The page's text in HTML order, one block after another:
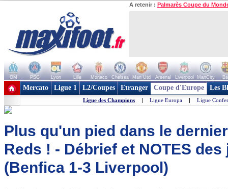
A retenir : Palmarès Coupe du
OM PSG Lyon Lille Monaco Chelsea Man Utd Arsenal Liverpool ManCity
+ de clubs
Mercato Ligue 1 L2/Coupes Etranger Coupe d'Europe Les
Ligue des Champions | Ligue Europa | Ligue
Plus qu'un pied dans le
Reds ! - Débrief et NOTES
(Benfica 1-3 Liverpool)